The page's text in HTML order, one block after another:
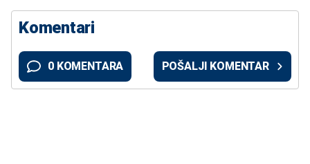
Komentari
0 KOMENTARA POŠALJI KOMENTAR